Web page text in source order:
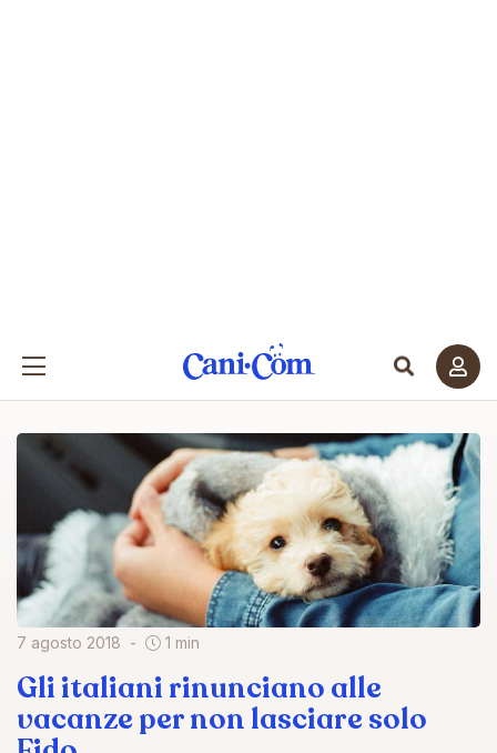
7 agosto 2018 1 min
Gli italiani rinunciano alle
vacanze per non lasciare solo